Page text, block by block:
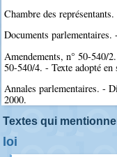
Chambre des représentants.
Documents
Amendements, n° 50-540/
50-540/4. - Texte adopté
Annales parlementaires. -
2000.
Textes qui
loi